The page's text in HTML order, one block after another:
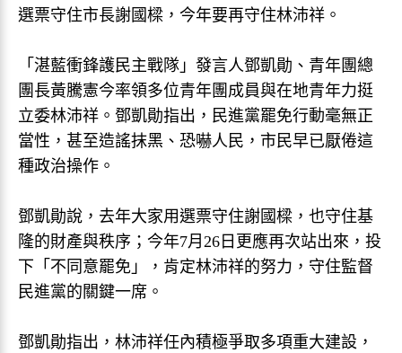
選票守住市長謝國樑，今年要再守住林沛祥。
「湛藍衝鋒護民主戰隊」發言人鄧凱勛、青年團總
團長黃騰憲今率領多位青年團成員與在地青年力挺
立委林沛祥。鄧凱勛指出，民進黨罷免行動毫無正
當性，甚至造謠抹黑、恐嚇人民，市民早已厭倦這
種政治操作。
鄧凱勛說，去年大家用選票守住謝國樑，也守住基
隆的財產與秩序；今年7月26日更應再次站出來，投
下「不同意罷免」，肯定林沛祥的努力，守住監督
民進黨的關鍵一席。
鄧凱勛指出，林沛祥任內積極爭取多項重大建設，